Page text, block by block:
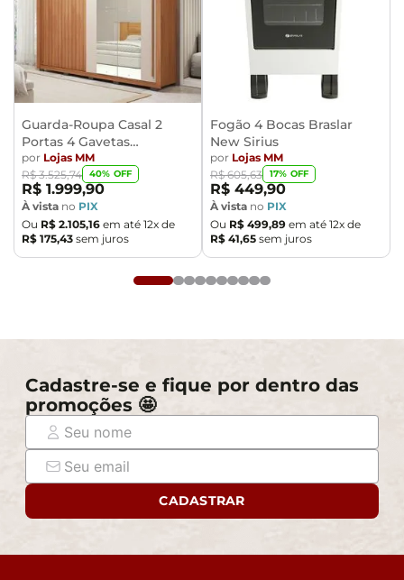
imagens e a calibração de cores do seu monitor.
- As imagens são meramente ilustrativas, não
acompanham objetos de decoração e eletrônicos.
- Ao receber a mercadoria, o cliente deve verificar as
condições da embalagem, caso haja alguma avaria não
assine o comprovante de recebimento.
- Montagem, desmontagem e outras instalações serão
de responsabilidade do cliente. Não nos
responsabilizamos, no ato da entrega, por subir
escadas/elevadores ou pelo transporte por guincho em
apartamentos. Eventuais despesas são de
responsabilidade do comprador.
que passará normalmente por supostos elevadores,
Guarda-Roupa Casal 2
Portas 4 Gavetas
Caemmun Moviment
por Lojas MM
R$ 3.525,74 40% OFF
R$ 1.999,90
À vista no PIX
Ou R$ 2.105,16 em até 12x de
R$ 175,43 sem juros
Fogão 4 Bocas Braslar
New Sirius
por Lojas MM
R$ 605,63 17% OFF
R$ 449,90
À vista no PIX
Ou R$ 499,89 em até 12x de
R$ 41,65 sem juros
Cadastre-se e fique por dentro das
promoções 🤩
CADASTRAR